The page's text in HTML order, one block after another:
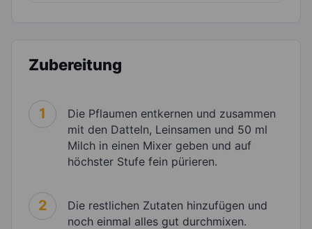
Zubereitung
1
Die Pflaumen entkernen und zusammen
mit den Datteln, Leinsamen und 50 ml
Milch in einen Mixer geben und auf
höchster Stufe fein pürieren.
2
Die restlichen Zutaten hinzufügen und
noch einmal alles gut durchmixen.